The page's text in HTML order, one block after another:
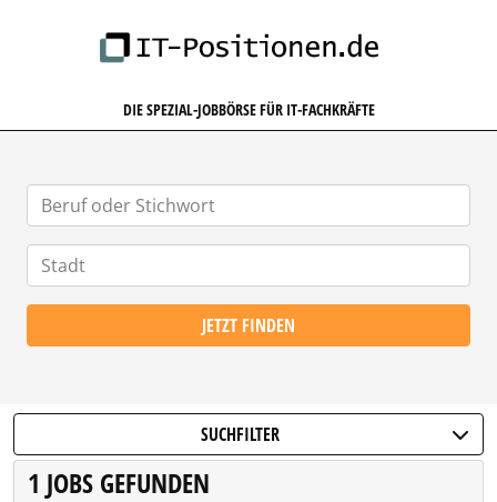
DIE SPEZIAL-JOBBÖRSE FÜR IT-FACHKRÄFTE
JETZT FINDEN
SUCHFILTER
1 JOBS GEFUNDEN